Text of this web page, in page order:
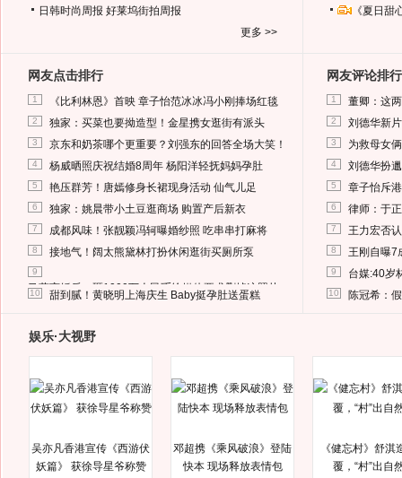
日韩时尚周报 好莱坞街拍周报
更多 >>
《夏日
网友点击排行
1 《比利林恩》首映 章子怡范冰冰冯小刚捧场红毯
2 独家：买菜也要拗造型！金星携女逛街有派头
3 京东和奶茶哪个更重要？刘强东的回答全场大笑！
4 杨威晒照庆祝结婚8周年 杨阳洋轻抚妈妈孕肚
5 艳压群芳！唐嫣修身长裙现身活动 仙气儿足
6 独家：姚晨带小土豆逛商场 购置产后新衣
7 成都风味！张靓颖冯轲曝婚纱照 吃串串打麻将
8 接地气！阔太熊黛林打扮休闲逛街买厕所泵
9
马蓉离婚后，砸1000万人民币给媒体要求删掉这照片
10 甜到腻！黄晓明上海庆生 Baby挺孕肚送蛋糕
网友评论排行
1 董卿：这
2 刘德华新
3 为救母女
4 刘德华扮
5 章子怡斥
6 律师：于
7 王力宏否
8 王刚自曝7
9 台媒:40岁
10 陈冠希：
娱乐·大视野
吴亦凡香港宣传《西游伏
妖篇》 获徐导星爷称赞
邓超携《乘风破浪》登陆
快本 现场释放表情包
《健忘村》舒淇
覆，“村”出自